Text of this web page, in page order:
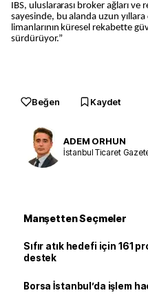
IBS, uluslararası broker ağları
sayesinde, bu alanda uzun
limanlarının küresel rekabette
sürdürüyor.”
Beğen Kaydet
ADEM ORHUN
İstanbul Ticaret
Manşetten Seçmeler
Sıfır atık hedefi için 161
destek
Borsa İstanbul’da işlem